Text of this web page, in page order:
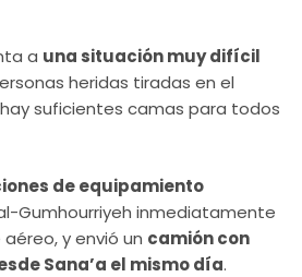
a una situación muy difícil
heridas tiradas en el
hay suficientes camas para todos
de equipamiento
Gumhourriyeh inmediatamente
y envió un camión con
Sana’a el mismo día.